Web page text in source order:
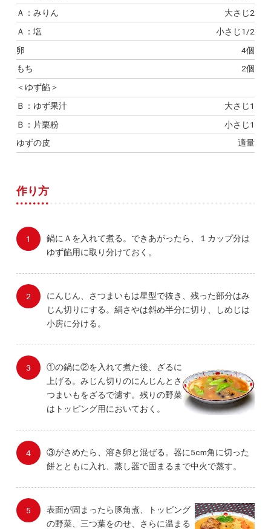
Ａ：みりん
大さじ2
Ａ：塩
小さじ1/2
卵
4個
もち
2個
＜ゆず餡＞
Ｂ：ゆず果汁
大さじ1
Ｂ：片栗粉
小さじ1
ゆずの皮
適量
作り方
鍋にＡを入れて煮る。できあがったら、１カップ分は
ゆず餡用に取り分けておく。
にんじん、さつまいもは星型で抜き、残った部分はみ
じん切りにする。絹さやは斜め半分に切り、しめじは
小房に分ける。
①の鍋に②を入れて煮た後、ざるに
上げる。みじん切りのにんじんとさ
つまいもをざるで濾す。残りの野菜
はトッピング用においておく。
③がさめたら、溶き卵と混ぜる。器に5cm角に切った
餅とともに入れ、蒸し器で固まるまで中火で蒸す。
表面が固まったら豚角煮、トッピング
の野菜、三つ葉をのせ、さらに温まる